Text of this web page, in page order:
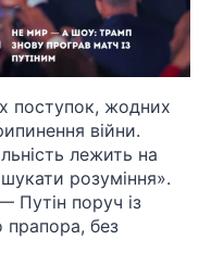
поступок, жодних
війни.
лежить на
розуміння».
Путін поруч із
прапора, без